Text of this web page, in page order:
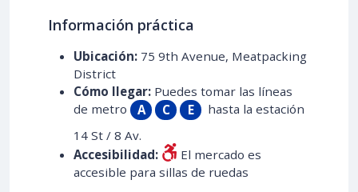
Información práctica
Ubicación: 75 9th Avenue, Meatpacking
District
Cómo llegar: Puedes tomar las líneas
de metro
A C E
hasta la estación
14 St / 8 Av.
Accesibilidad:
El mercado es
accesible para sillas de ruedas